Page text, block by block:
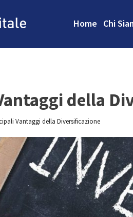
Home Chi
della
Vantaggi della Diversificazione